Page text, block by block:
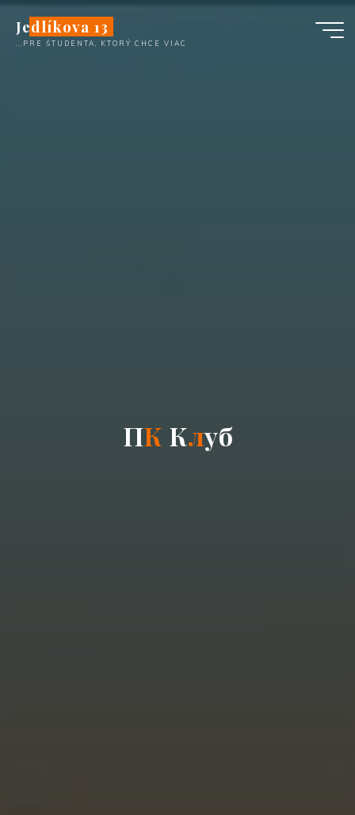
содержимому
Jedlíkova 13
...PRE ŠTUDENTA, KTORÝ CHCE VIAC
ПК Клуб